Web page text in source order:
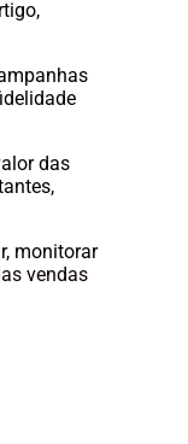
das
monitorar
vendas